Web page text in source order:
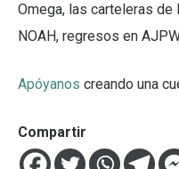
Omega, las carteleras de
NOAH, regresos en
Apóyanos creando una
Compartir